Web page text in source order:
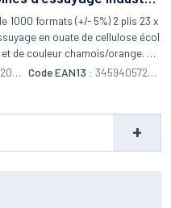
1000 formats (+/- 5%) 2 plis 23 x
en ouate de cellulose écol
de couleur chamois/orange. Pa
à tous les professionnels de
2 plis offrant une meilleure rési
d'absorption doublée. 1000 f
par bobines. Bobine de ouate do
traitement WS pour une meill
même mouillé. Adapté pour les
Code EAN13 : 34594057201
+